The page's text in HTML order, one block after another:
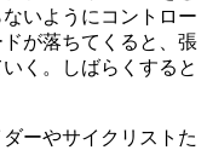
いようにコントロー
が落ちてくると、張
く。しばらくすると
ーやサイクリストた